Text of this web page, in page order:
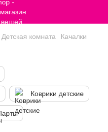
Детская комната Качалки
Коврики детские